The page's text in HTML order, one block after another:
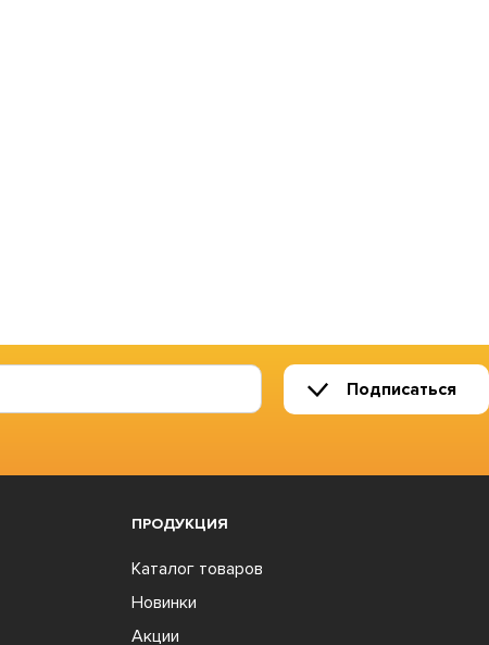
Подписаться
ПРОДУКЦИЯ
Каталог товаров
Новинки
Акции